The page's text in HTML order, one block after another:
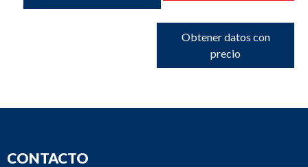
Obtener datos con
precio
CONTACTO